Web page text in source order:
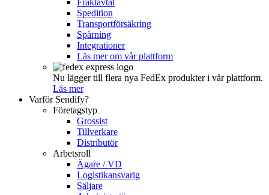
Fraktavtal
Spedition
Transportförsäkring
Spårning
Integrationer
Läs mer om vår plattform
Nu lägger till flera nya FedEx produkter i vår plattform.
Läs mer
Varför Sendify?
Företagstyp
Grossist
Tillverkare
Distributör
Arbetsroll
Ägare / VD
Logistikansvarig
Säljare